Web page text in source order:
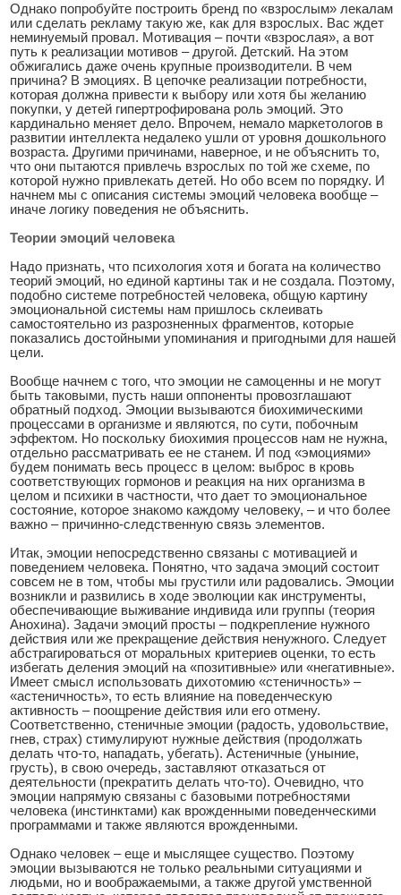
Однако попробуйте построить бренд по «взрослым» лекалам
или сделать рекламу такую же, как для взрослых. Вас ждет
неминуемый провал. Мотивация – почти «взрослая», а вот
путь к реализации мотивов – другой. Детский. На этом
обжигались даже очень крупные производители. В чем
причина? В эмоциях. В цепочке реализации потребности,
которая должна привести к выбору или хотя бы желанию
покупки, у детей гипертрофирована роль эмоций. Это
кардинально меняет дело. Впрочем, немало маркетологов в
развитии интеллекта недалеко ушли от уровня дошкольного
возраста. Другими причинами, наверное, и не объяснить то,
что они пытаются привлечь взрослых по той же схеме, по
которой нужно привлекать детей. Но обо всем по порядку. И
начнем мы с описания системы эмоций человека вообще –
иначе логику поведения не объяснить.
Теории эмоций человека
Надо признать, что психология хотя и богата на количество
теорий эмоций, но единой картины так и не создала. Поэтому,
подобно системе потребностей человека, общую картину
эмоциональной системы нам пришлось склеивать
самостоятельно из разрозненных фрагментов, которые
показались достойными упоминания и пригодными для нашей
цели.
Вообще начнем с того, что эмоции не самоценны и не могут
быть таковыми, пусть наши оппоненты провозглашают
обратный подход. Эмоции вызываются биохимическими
процессами в организме и являются, по сути, побочным
эффектом. Но поскольку биохимия процессов нам не нужна,
отдельно рассматривать ее не станем. И под «эмоциями»
будем понимать весь процесс в целом: выброс в кровь
соответствующих гормонов и реакция на них организма в
целом и психики в частности, что дает то эмоциональное
состояние, которое знакомо каждому человеку, – и что более
важно – причинно-следственную связь элементов.
Итак, эмоции непосредственно связаны с мотивацией и
поведением человека. Понятно, что задача эмоций состоит
совсем не в том, чтобы мы грустили или радовались. Эмоции
возникли и развились в ходе эволюции как инструменты,
обеспечивающие выживание индивида или группы (теория
Анохина). Задачи эмоций просты – подкрепление нужного
действия или же прекращение действия ненужного. Следует
абстрагироваться от моральных критериев оценки, то есть
избегать деления эмоций на «позитивные» или «негативные».
Имеет смысл использовать дихотомию «стеничность» –
«астеничность», то есть влияние на поведенческую
активность – поощрение действия или его отмену.
Соответственно, стеничные эмоции (радость, удовольствие,
гнев, страх) стимулируют нужные действия (продолжать
делать что-то, нападать, убегать). Астеничные (уныние,
грусть), в свою очередь, заставляют отказаться от
деятельности (прекратить делать что-то). Очевидно, что
эмоции напрямую связаны с базовыми потребностями
человека (инстинктами) как врожденными поведенческими
программами и также являются врожденными.
Однако человек – еще и мыслящее существо. Поэтому
эмоции вызываются не только реальными ситуациями и
людьми, но и воображаемыми, а также другой умственной